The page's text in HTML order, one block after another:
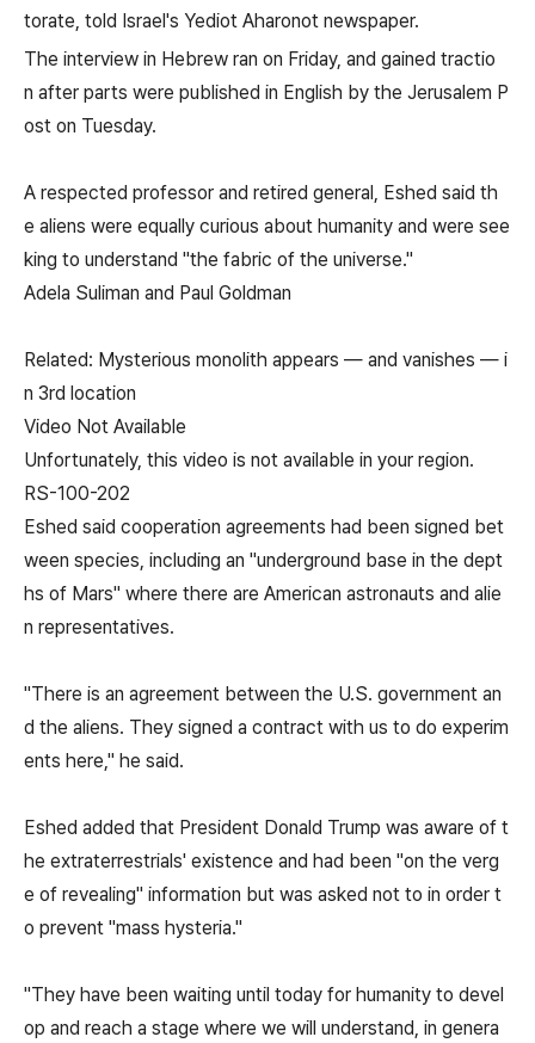
torate, told Israel's Yediot Aharonot newspaper.
The interview in Hebrew ran on Friday, and gained tractio
n after parts were published in English by the Jerusalem P
ost on Tuesday.
A respected professor and retired general, Eshed said th
e aliens were equally curious about humanity and were see
king to understand "the fabric of the universe."
Adela Suliman and Paul Goldman
Related: Mysterious monolith appears — and vanishes — i
n 3rd location
Video Not Available
Unfortunately, this video is not available in your region.
RS-100-202
Eshed said cooperation agreements had been signed bet
ween species, including an "underground base in the dept
hs of Mars" where there are American astronauts and alie
n representatives.
"There is an agreement between the U.S. government an
d the aliens. They signed a contract with us to do experim
ents here," he said.
Eshed added that President Donald Trump was aware of t
he extraterrestrials' existence and had been "on the verg
e of revealing" information but was asked not to in order t
o prevent "mass hysteria."
"They have been waiting until today for humanity to devel
op and reach a stage where we will understand, in genera